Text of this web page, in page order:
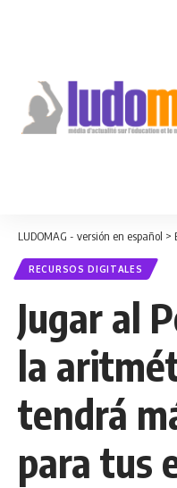
LUDOMAG - versión en español >
RECURSOS DIGITALES
Jugar al
la
tendrá
para tus